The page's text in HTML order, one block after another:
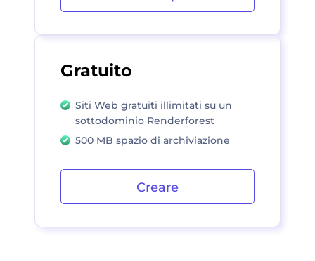
Gratuito
Siti Web gratuiti illimitati su un
sottodominio Renderforest
500 MB spazio di archiviazione
Creare